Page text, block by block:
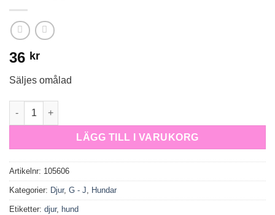
36 kr
Säljes omålad
Liten liggande hund mängd
LÄGG TILL I VARUKORG
Artikelnr: 105606
Kategorier: Djur, G - J, Hundar
Etiketter: djur, hund